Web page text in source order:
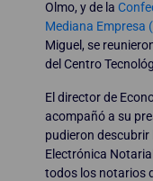
Olmo, y de la
Mediana Empresa
Miguel, se
del Centro
El director de
acompañó a su
pudieron descubrir
Electrónica
todos los notarios